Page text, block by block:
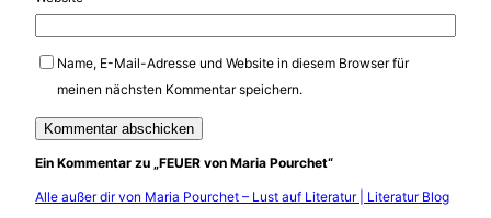
Name, E-Mail-Adresse und Website in diesem Browser für
meinen nächsten Kommentar speichern.
Ein Kommentar zu „FEUER von Maria Pourchet“
Alle außer dir von Maria Pourchet – Lust auf Literatur | Literatur Blog